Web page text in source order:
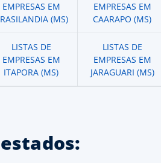
EMPRESAS EM
(MS)
EMPRESAS EM
CAARAPO (MS)
LISTAS DE
EMPRESAS EM
ITAPORA (MS)
LISTAS DE
EMPRESAS EM
JARAGUARI (MS)